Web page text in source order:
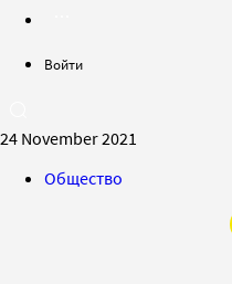
Войти
24 November 2021
Общество